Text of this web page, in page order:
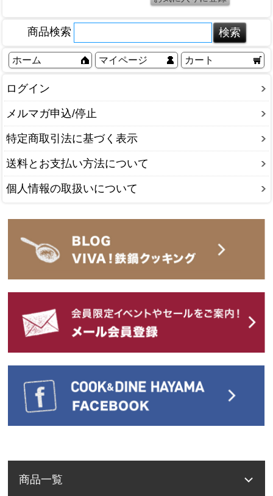
商品検索
ホーム マイページ カート
ログイン
メルマガ申込/停止
特定商取引法に基づく表示
送料とお支払い方法について
個人情報の取扱いについて
商品一覧